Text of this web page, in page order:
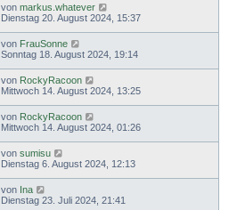
von markus.whatever
Dienstag 20. August 2024, 15:37
von FrauSonne
Sonntag 18. August 2024, 19:14
von RockyRacoon
Mittwoch 14. August 2024, 13:25
von RockyRacoon
Mittwoch 14. August 2024, 01:26
von sumisu
Dienstag 6. August 2024, 12:13
von Ina
Dienstag 23. Juli 2024, 21:41